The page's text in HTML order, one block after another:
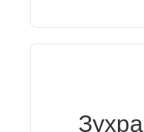
Зухра